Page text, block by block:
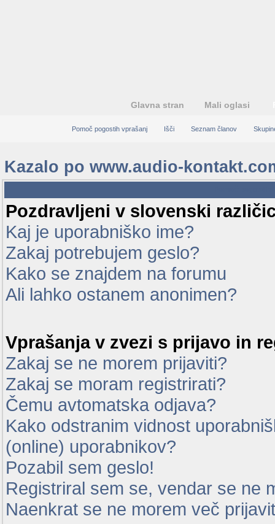
Glavna stran Mali oglasi
Pomoč pogostih vprašanj Išči Seznam članov
Kazalo po www.audio-
Pozdravljeni v slovenski
Kaj je uporabniško ime?
Zakaj potrebujem geslo?
Kako se znajdem na forumu
Ali lahko ostanem anonimen?
Vprašanja v zvezi s prijavo in
Zakaj se ne morem prijaviti?
Zakaj se moram registrirati?
Čemu avtomatska odjava?
Kako odstranim vidnost
(online) uporabnikov?
Pozabil sem geslo!
Registriral sem se, vendar se ne
Naenkrat se ne morem več